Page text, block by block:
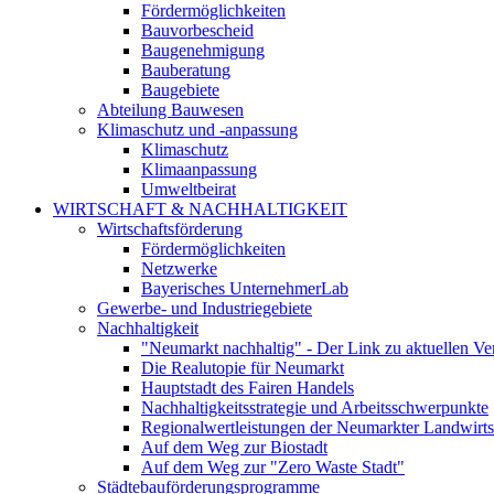
Fördermöglichkeiten
Bauvorbescheid
Baugenehmigung
Bauberatung
Baugebiete
Abteilung Bauwesen
Klimaschutz und -anpassung
Klimaschutz
Klimaanpassung
Umweltbeirat
WIRTSCHAFT & NACHHALTIGKEIT
Wirtschaftsförderung
Fördermöglichkeiten
Netzwerke
Bayerisches UnternehmerLab
Gewerbe- und Industriegebiete
Nachhaltigkeit
"Neumarkt nachhaltig" - Der Link zu aktuellen
Die Realutopie für Neumarkt
Hauptstadt des Fairen Handels
Nachhaltigkeitsstrategie und Arbeitsschwerpunkte
Regionalwertleistungen der Neumarkter
Auf dem Weg zur Biostadt
Auf dem Weg zur "Zero Waste Stadt"
Städtebauförderungsprogramme